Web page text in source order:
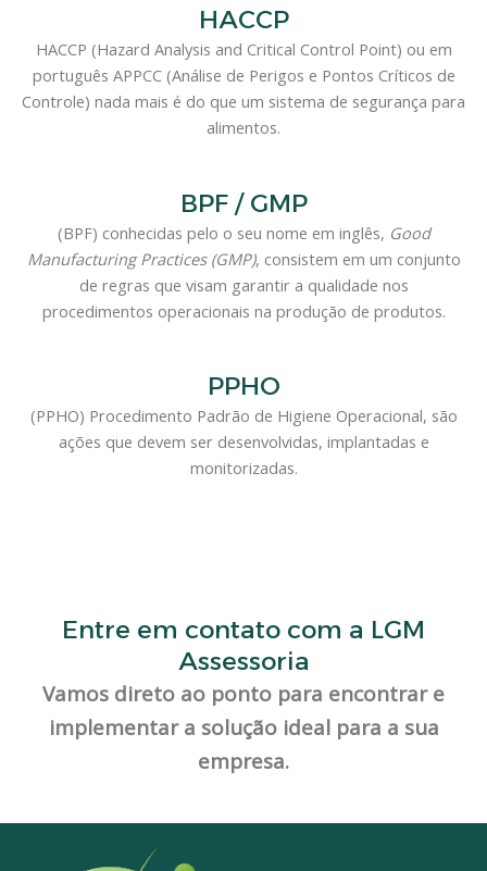
HACCP
HACCP (Hazard Analysis and Critical Control Point) ou em
português APPCC (Análise de Perigos e Pontos Críticos de
Controle) nada mais é do que um sistema de segurança para
alimentos.
BPF / GMP
(BPF) conhecidas pelo o seu nome em inglês, Good
Manufacturing Practices (GMP), consistem em um conjunto
de regras que visam garantir a qualidade nos
procedimentos operacionais na produção de produtos.
PPHO
(PPHO) Procedimento Padrão de Higiene Operacional, são
ações que devem ser desenvolvidas, implantadas e
monitorizadas.
Entre em contato com a LGM
Assessoria
Vamos direto ao ponto para encontrar e
implementar a solução ideal para a sua
empresa.